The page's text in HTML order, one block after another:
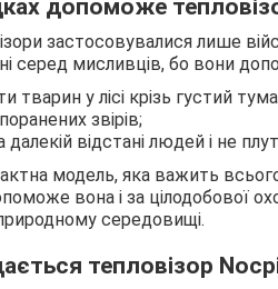
допоможе
застосовувалися лише
серед мисливців, бо вони
тварин у лісі крізь густий
звірів;
далекій відстані людей і не
модель, яка важить
вона і за цілодобової
середовищі.
тепловізор